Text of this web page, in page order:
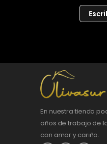
En nuestra tienda
años de trabajo de
con amor y cariño.